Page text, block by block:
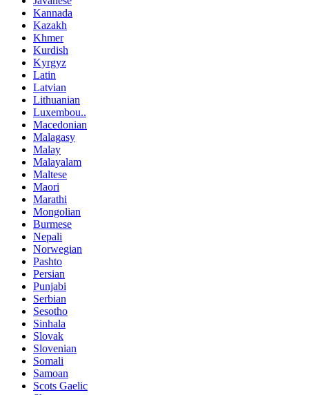
Kannada
Kazakh
Khmer
Kurdish
Kyrgyz
Latin
Latvian
Lithuanian
Luxembou..
Macedonian
Malagasy
Malay
Malayalam
Maltese
Maori
Marathi
Mongolian
Burmese
Nepali
Norwegian
Pashto
Persian
Punjabi
Serbian
Sesotho
Sinhala
Slovak
Slovenian
Somali
Samoan
Scots Gaelic